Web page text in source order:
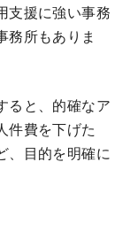
支援に強い事務
務所もありま
ると、的確なア
件費を下げた
、目的を明確に